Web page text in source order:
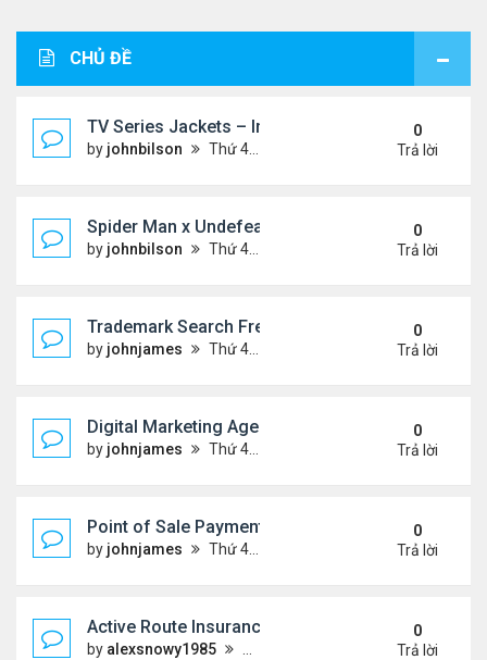
CHỦ ĐỀ
TV Series Jackets – Inspired by Iconic Television
by johnbilson Thứ 4 Tháng 8 05, 2026 7:51 pm
0
Trả lời
Spider Man x Undefeated FW26 Varsity Jacket –
by johnbilson Thứ 4 Tháng 8 05, 2026 7:44 pm
0
Trả lời
Trademark Search Free – Is It Worth Doing
by johnjames Thứ 4 Tháng 8 05, 2026 1:03 pm
0
Trả lời
Digital Marketing Agency NYC | Strategic Online
by johnjames Thứ 4 Tháng 8 05, 2026 12:38 pm
0
Trả lời
Point of Sale Payment Processing: Why
by johnjames Thứ 4 Tháng 8 05, 2026 12:20 pm
0
Trả lời
Active Route Insurance
by alexsnowy1985
0
Trả lời